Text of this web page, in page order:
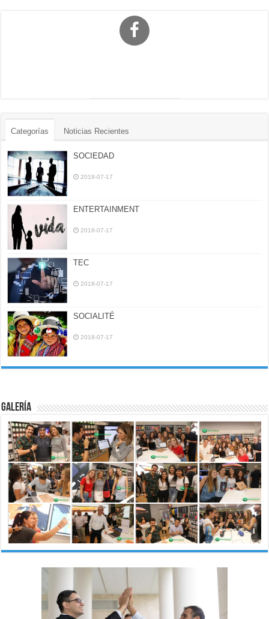
Categorías Noticias Recientes
SOCIEDAD
2018-07-17
ENTERTAINMENT
2018-07-17
TEC
2018-07-17
SOCIALITÉ
2018-07-17
Galería